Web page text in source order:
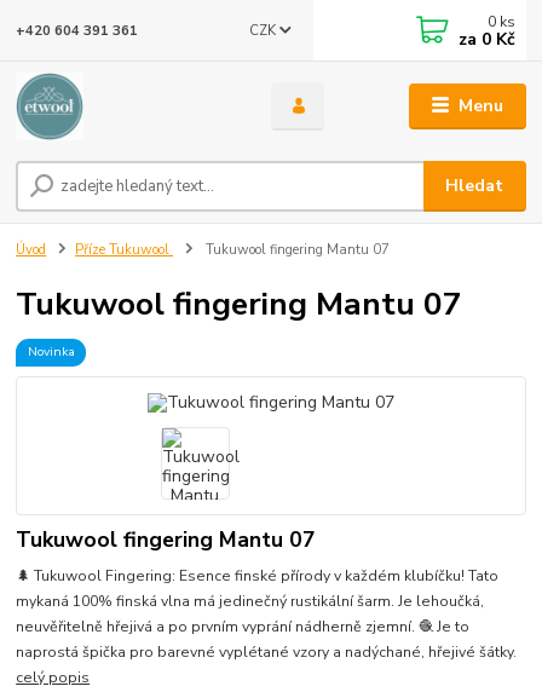
Menu
CZK
Hledat
+420 604 391 361 0 ks
za 0 Kč
Úvod Příze Tukuwool Tukuwool fingering Mantu 07
Tukuwool fingering Mantu 07
Novinka
Tukuwool fingering Mantu 07
🌲 Tukuwool Fingering: Esence finské přírody v každém klubíčku! Tato
mykaná 100% finská vlna má jedinečný rustikální šarm. Je lehoučká,
neuvěřitelně hřejivá a po prvním vyprání nádherně zjemní. 🧶 Je to
naprostá špička pro barevné vyplétané vzory a nadýchané, hřejivé šátky.
celý popis